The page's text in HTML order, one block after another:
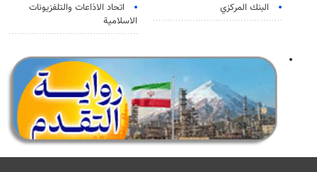
البنك المركزي
اتحاد الاذاعات والتلفزيونات
الاسلامية